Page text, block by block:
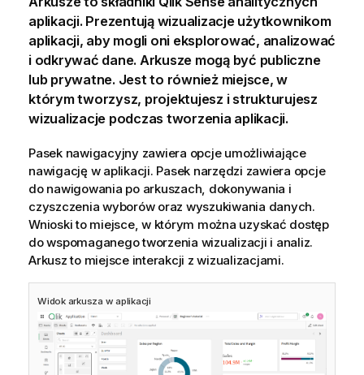
aplikacji. Prezentują wizualizacjeużytkownikom
aplikacji, aby mogli oni eksplorować, analizować
i odkrywać dane. Arkusze mogą być publiczne
lub prywatne. Jest to również miejsce, w
którym tworzysz, projektujesz i strukturujesz
wizualizacje podczas tworzenia aplikacji.
Pasek nawigacyjny zawiera opcje umożliwiające
nawigację w aplikacji. Pasek narzędzi zawiera opcje
do nawigowania po arkuszach, dokonywania i
czyszczenia wyboróworaz wyszukiwania danych.
Wnioskito miejsce, w którym można uzyskać dostęp
do wspomaganego tworzenia wizualizacji i analiz.
Arkusz to miejsce interakcji z wizualizacjami.
Widok arkusza w aplikacji